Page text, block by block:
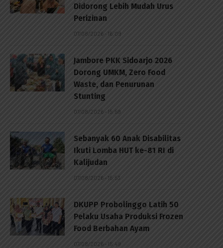
Didorong Lebih Mudah Urus
Perizinan
07/08/2026 - 16:09
Jambore PKK Sidoarjo 2026
Dorong UMKM, Zero Food
Waste, dan Penurunan
Stunting
07/08/2026 - 15:59
Sebanyak 60 Anak Disabilitas
Ikuti Lomba HUT ke-81 RI di
Kalijudan
07/08/2026 - 15:53
DKUPP Probolinggo Latih 50
Pelaku Usaha Produksi Frozen
Food Berbahan Ayam
07/08/2026 - 15:49